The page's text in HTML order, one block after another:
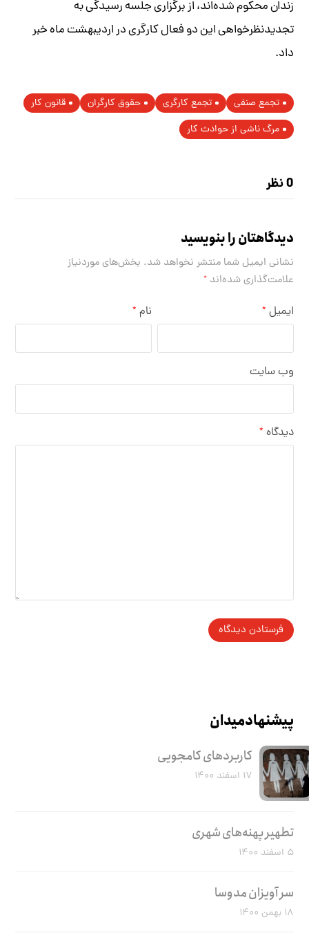
زندان محکوم شده‌اند، از برگزاری جلسه رسیدگی به
تجدیدنظرخواهی این دو فعال کارگری در اردیبهشت ماه خبر
داد.
تجمع صنفی تجمع کارگری حقوق کارگران
قانون کار
مرگ ناشی از حوادث کار
0 نظر
دیدگاهتان را بنویسید
نشانی ایمیل شما منتشر نخواهد شد. بخش‌های موردنیاز
علامت‌گذاری شده‌اند*
نام * ایمیل *
وب‌ سایت
دیدگاه *
پیشنهاد میدان
کاربرد‌های کامجویی
۱۷ اسفند ۱۴۰۰
تطهیر پهنه‌های شهری
۵ اسفند ۱۴۰۰
سر آویزان مدوسا
۱۸ بهمن ۱۴۰۰